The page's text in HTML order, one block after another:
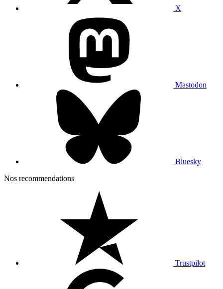
X
Mastodon
Bluesky
Nos recommendations
Trustpilot